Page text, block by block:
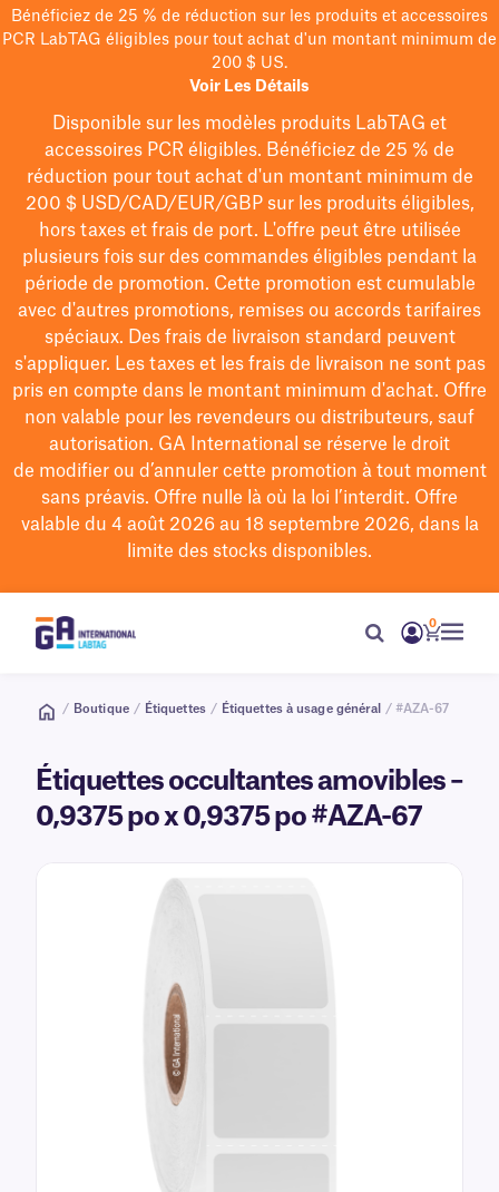
Bénéficiez de 25 % de réduction sur les produits et accessoires
PCR LabTAG éligibles pour tout achat d'un montant minimum de
200 $ US.
Voir Les Détails
Disponible sur les modèles produits LabTAG et
accessoires PCR éligibles. Bénéficiez de 25 % de
réduction pour tout achat d'un montant minimum de
200 $USD/CAD/EUR/GBPsur les produits éligibles,
hors taxes et frais de port. L'offre peut être utilisée
plusieurs fois sur des commandes éligibles pendant la
période de promotion. Cette promotion est cumulable
avec d'autres promotions, remises ou accords tarifaires
spéciaux. Des frais de livraison standard peuvent
s'appliquer. Les taxes et les frais de livraison ne sont pas
pris en compte dans le montant minimum d'achat. Offre
non valable pour les revendeurs ou distributeurs, sauf
autorisation. GA International se réserve le droit
de modifierou d’annuler cette promotion à tout moment
sans préavis. Offre nulle là où la loi l’interdit. Offre
valable du 4 août 2026 au 18 septembre 2026, dans la
limite des stocks disponibles.
0
/ Boutique / Étiquettes / Étiquettes à usage général / #AZA-67
Étiquettes occultantes amovibles –
0,9375 po x 0,9375 po #AZA-67